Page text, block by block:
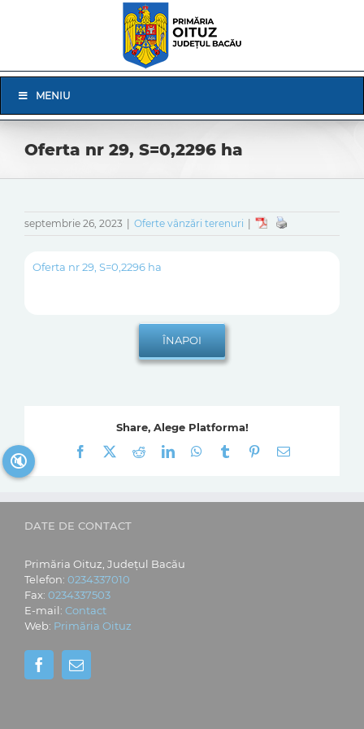
Navigation
MENIU
Oferta nr 29, S=0,2296 ha
septembrie 26, 2023 Oferte vânzări terenuri
Oferta nr 29, S=0,2296 ha
Share, Alege Platforma!
Facebook
RedditLinkedInWhatsApp
Tumblr Pinterest
E-
DATE DE CONTACT
Primăria Oituz, Județul Bacău
Telefon: 0234337010
Fax: 0234337503
E-mail: Contact
Web: Primăria Oituz
🔇